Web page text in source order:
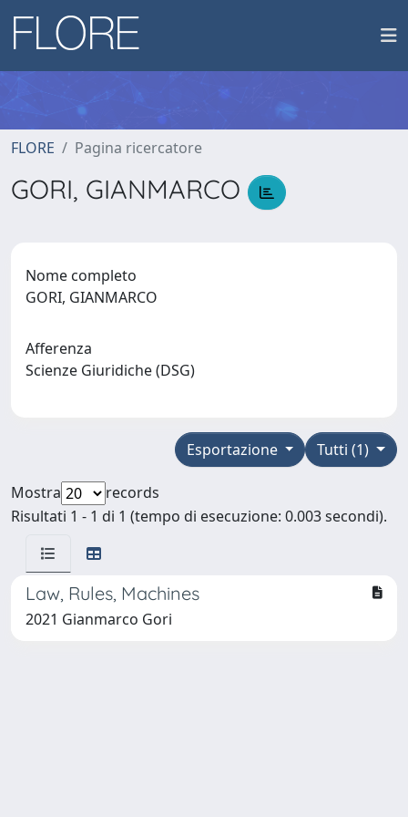
FLORE Pagina ricercatore
GORI, GIANMARCO
Nome completo
GORI, GIANMARCO
Afferenza
Scienze Giuridiche (DSG)
Tutti (1)
Esportazione
Mostra
records
Risultati 1 - 1 di 1 (tempo di esecuzione: 0.003 secondi).
Law, Rules, Machines
2021 Gianmarco Gori